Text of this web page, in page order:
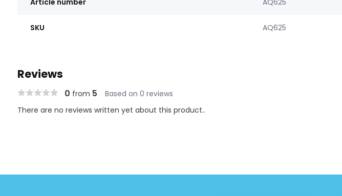
Article number AQ625
SKU AQ625
Reviews
0 from 5 Based on 0 reviews
There are no reviews written yet about this product..